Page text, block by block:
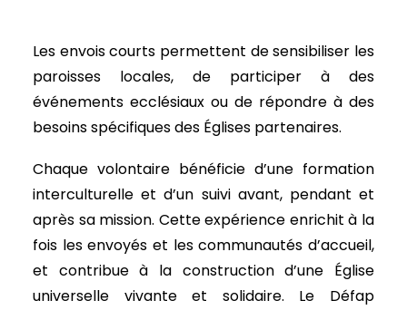
Les envois courts permettent de sensibiliser les
paroisses locales, de participer à des
événements ecclésiaux ou de répondre à des
besoins spécifiques des Églises partenaires.
Chaque volontaire bénéficie d’une formation
interculturelle et d’un suivi avant, pendant et
après sa mission. Cette expérience enrichit à la
fois les envoyés et les communautés d’accueil,
et contribue à la construction d’une Église
universelle vivante et solidaire. Le Défap